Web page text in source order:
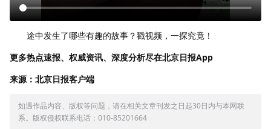
途中发生了哪些有趣的故事？戳视频，一探究竟！
更多热点速报、权威资讯、深度分析尽在北京日报App
来源：北京日报客户端
如遇作品内容、版权等问题，请在相关文章刊发之日起30日内与本网联
系。版权侵权联系电话：010-85201664